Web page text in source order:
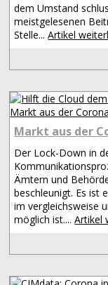
dem Umstand
meistgelesenen
Stelle...Artikel
Markt aus der
Der Lock-Down in
Ämtern und
beschleunigt. Es ist
im vergleichsweise
möglich ist....Artikel